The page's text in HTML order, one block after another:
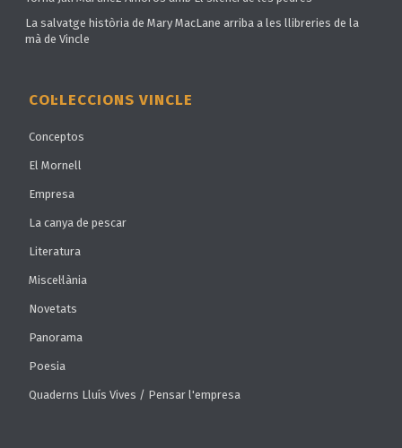
La salvatge història de Mary MacLane arriba a les llibreries de la
mà de Vincle
COL·LECCIONS VINCLE
Conceptos
El Mornell
Empresa
La canya de pescar
Literatura
Miscel·lània
Novetats
Panorama
Poesia
Quaderns Lluís Vives / Pensar l'empresa